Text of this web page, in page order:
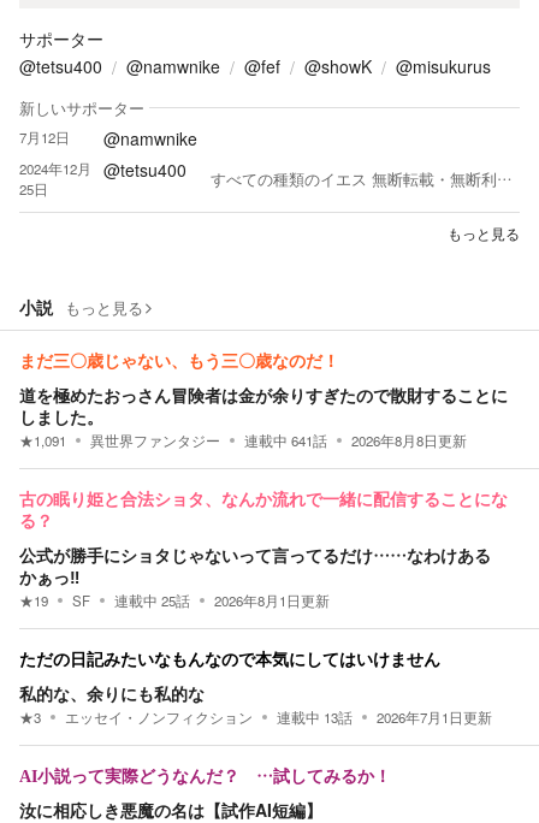
サポーター
@tetsu400
@namwnike @fef @showK @misukurus
新しいサポーター
7月12日 @namwnike
2024年12月
25日
@tetsu400 すべての種類のイエス 無断転載・無断利用禁止
もっと見る
小説 もっと見る
まだ三〇歳じゃない、もう三〇歳なのだ！
道を極めたおっさん冒険者は金が余りすぎたので散財することに
しました。
★1,091 異世界ファンタジー 連載中 641話 2026年8月8日更新
古の眠り姫と合法ショタ、なんか流れで一緒に配信することにな
る？
公式が勝手にショタじゃないって言ってるだけ……なわけある
かぁっ‼
★19 SF 連載中 25話 2026年8月1日更新
ただの日記みたいなもんなので本気にしてはいけません
私的な、余りにも私的な
★3 エッセイ・ノンフィクション 連載中 13話 2026年7月1日更新
AI小説って実際どうなんだ？ …試してみるか！
汝に相応しき悪魔の名は【試作AI短編】